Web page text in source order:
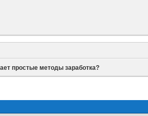
простые методы заработка?